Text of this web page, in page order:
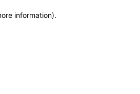
information).